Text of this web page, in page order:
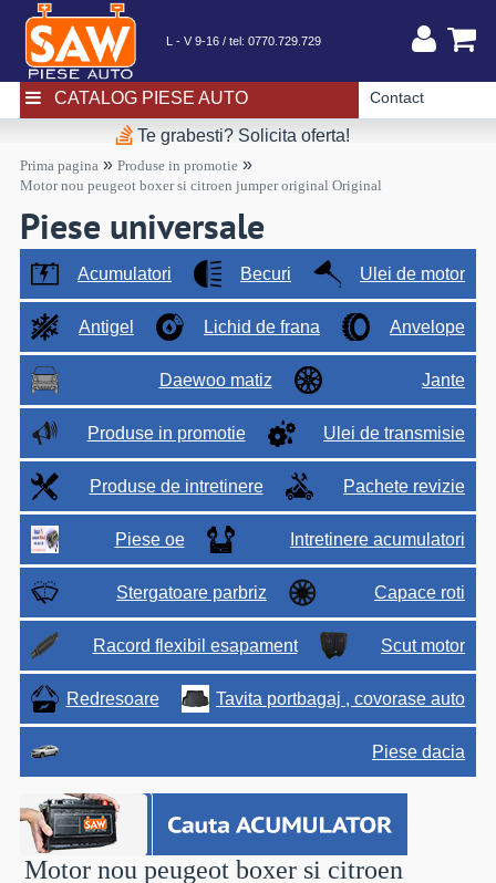
L - V 9-16 / tel: 0770.729.729
CATALOG PIESE AUTO Contact
Te grabesti? Solicita oferta!
Prima pagina » Produse in promotie»
Motor nou peugeot boxer si citroen jumper original Original
Piese universale
Acumulatori Becuri Ulei de motor
Antigel Lichid de frana Anvelope
Daewoo matiz Jante
Produse in promotie Ulei de transmisie
Produse de intretinere Pachete revizie
Piese oe Intretinere acumulatori
Stergatoare parbriz Capace roti
Racord flexibil esapament Scut motor
Redresoare Tavita portbagaj , covorase auto
Piese dacia
Motor nou peugeot boxer si citroen